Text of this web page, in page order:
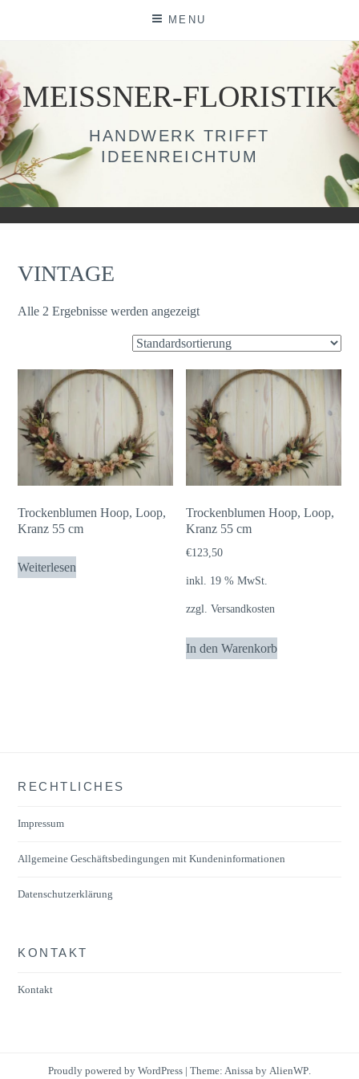
MENU
MEISSNER-FLORISTIK
HANDWERK TRIFFT
IDEENREICHTUM
VINTAGE
Alle 2 Ergebnisse werden angezeigt
Trockenblumen Hoop, Loop,
Kranz 55 cm
Weiterlesen
Trockenblumen Hoop, Loop,
Kranz 55 cm
€123,50
inkl. 19 % MwSt.
zzgl.Versandkosten
In den Warenkorb
RECHTLICHES
Impressum
Allgemeine Geschäftsbedingungen mit Kundeninformationen
Datenschutzerklärung
KONTAKT
Kontakt
Proudly powered by WordPress | Theme: Anissa by AlienWP.